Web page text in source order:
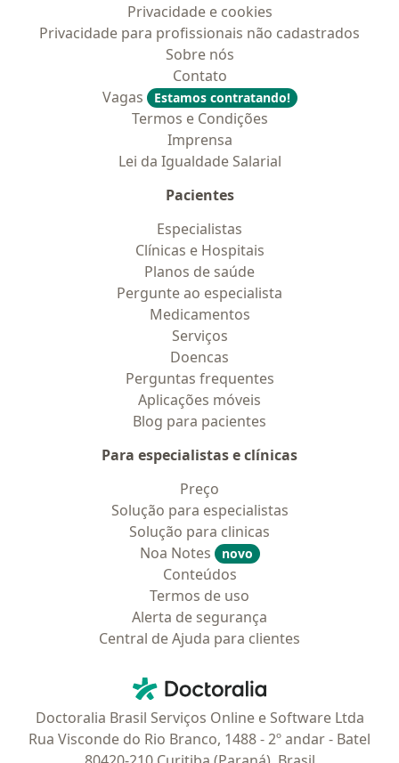
Privacidade e cookies
Privacidade para profissionais não cadastrados
Sobre nós
Contato
Vagas
Estamos contratando!
Termos e Condições
Imprensa
Lei da Igualdade Salarial
Pacientes
Especialistas
Clínicas e Hospitais
Planos de saúde
Pergunte ao especialista
Medicamentos
Serviços
Doencas
Perguntas frequentes
Aplicações móveis
Blog para pacientes
Para especialistas e clínicas
Preço
Solução para especialistas
Solução para clinicas
Noa Notes
novo
Conteúdos
Termos de uso
Alerta de segurança
Central de Ajuda para clientes
Doctoralia - Homepage
Doctoralia Brasil Serviços Online e Software Ltda
Rua Visconde do Rio Branco, 1488 - 2º andar - Batel